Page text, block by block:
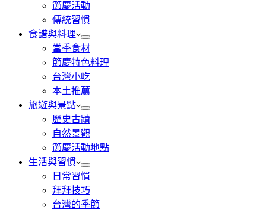
節慶活動
傳統習慣
食譜與料理
當季食材
節慶特色料理
台灣小吃
本土推薦
旅遊與景點
歷史古蹟
自然景觀
節慶活動地點
生活與習慣
日常習慣
拜拜技巧
台灣的季節